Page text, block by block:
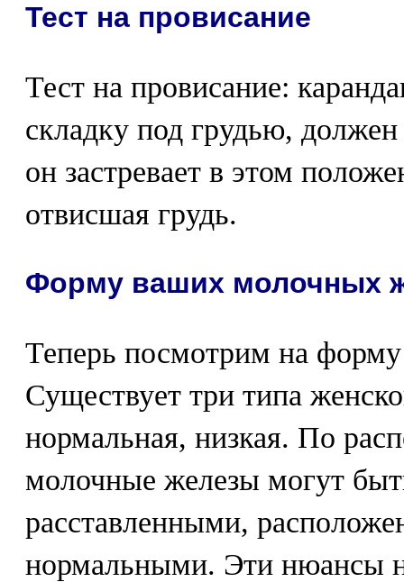
Тест на провисание
Тест на провисание:
складку под грудью,
он застревает в этом
отвисшая грудь.
Форму ваших молочных
Теперь посмотрим на
Существует три типа
нормальная, низкая. По
молочные железы могут
расставленными,
нормальными. Эти нюансы